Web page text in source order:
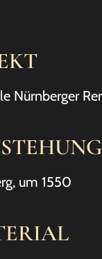
Nürnberger
um 1550